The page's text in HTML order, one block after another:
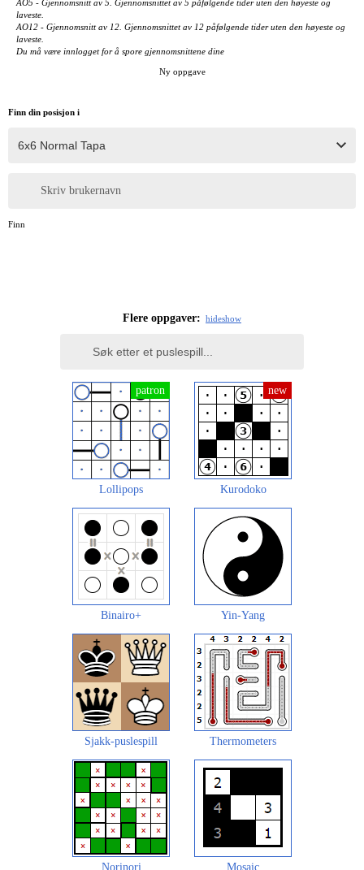
AO5 - Gjennomsnitt av 5. Gjennomsnittet av 5 påfølgende tider uten den høyeste og
laveste.
AO12 - Gjennomsnitt av 12. Gjennomsnittet av 12 påfølgende tider uten den høyeste og
laveste.
Du må være innlogget for å spore gjennomsnittene dine
Ny oppgave
Finn din posisjon i
Skriv brukernavn
Finn
Flere oppgaver: hideshow
Lollipops Kurodoko
Binairo+ Yin-Yang
Sjakk-puslespill Thermometers
Norinori Mosaic